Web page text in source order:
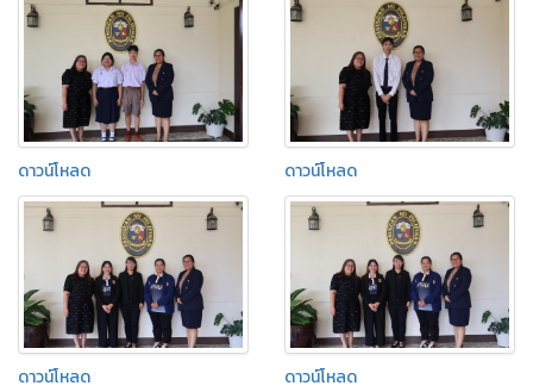
ดาวน์โหลด ดาวน์โหลด
ดาวน์โหลด
ดาวน์โหลด